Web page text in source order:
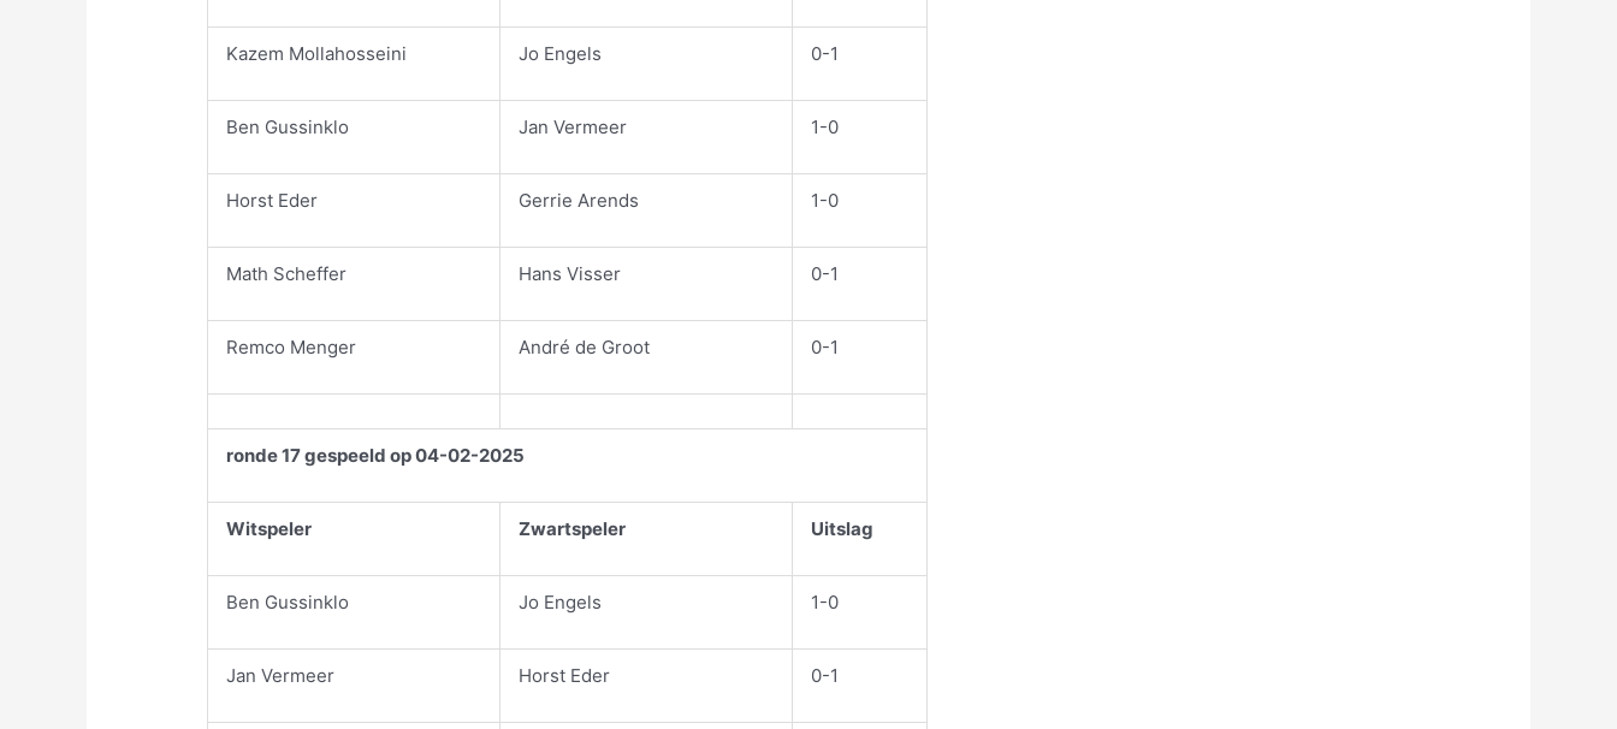
Kazem Mollahosseini Jo Engels 0-1
Ben Gussinklo Jan Vermeer 1-0
Horst Eder Gerrie Arends 1-0
Math Scheffer Hans Visser 0-1
Remco Menger André de Groot 0-1
ronde 17 gespeeld op 04-02-2025
Witspeler Zwartspeler Uitslag
Ben Gussinklo Jo Engels 1-0
Jan Vermeer Horst Eder 0-1